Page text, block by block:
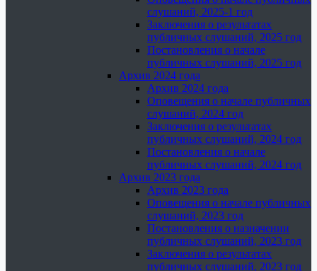
слушаний, 2025-1 год
Заключения о результатах
публичных слушаний, 2025 год
Постановления о начале
публичных слушаний, 2025 год
Архив 2024 года
Архив 2024 года
Оповещения о начале публичных
слушаний, 2024 год
Заключения о результатах
публичных слушаний, 2024 год
Постановления о начале
публичных слушаний, 2024 год
Архив 2023 года
Архив 2023 года
Оповещения о начале публичных
слушаний, 2023 год
Постановления о назначении
публичных слушаний, 2023 год
Заключения о результатах
публичных слушаний, 2023 год